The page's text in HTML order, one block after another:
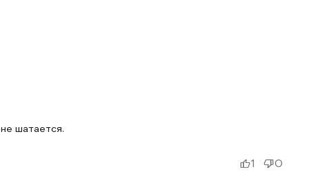
шатается.
1 0